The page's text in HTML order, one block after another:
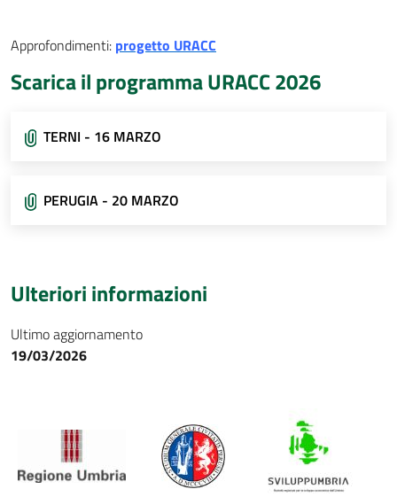
Approfondimenti: progetto URACC
Scarica il programma URACC 2026
TERNI - 16 MARZO
PERUGIA - 20 MARZO
Ulteriori informazioni
Ultimo aggiornamento
19/03/2026